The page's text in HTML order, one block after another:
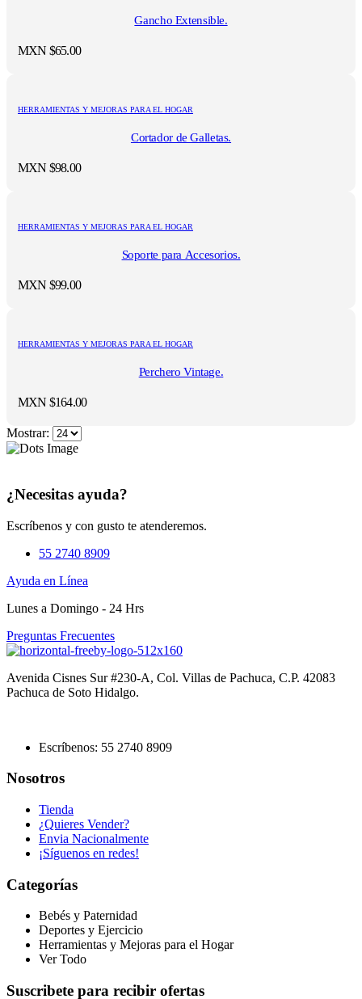
Gancho Extensible.
MXN $65.00
HERRAMIENTAS Y MEJORAS PARA EL HOGAR
Cortador de Galletas.
MXN $98.00
HERRAMIENTAS Y MEJORAS PARA EL HOGAR
Soporte para Accesorios.
MXN $99.00
HERRAMIENTAS Y MEJORAS PARA EL HOGAR
Perchero Vintage.
MXN $164.00
Mostrar:
¿Necesitas ayuda?
Escríbenos y con gusto te atenderemos.
55 2740 8909
Ayuda en Línea
Lunes a Domingo - 24 Hrs
Preguntas Frecuentes
Avenida Cisnes Sur #230-A, Col. Villas de Pachuca, C.P. 42083
Pachuca de Soto Hidalgo.
Escríbenos: 55 2740 8909
Nosotros
Tienda
¿Quieres Vender?
Envia Nacionalmente
¡Síguenos en redes!
Categorías
Bebés y Paternidad
Deportes y Ejercicio
Herramientas y Mejoras para el Hogar
Ver Todo
Suscribete para recibir ofertas